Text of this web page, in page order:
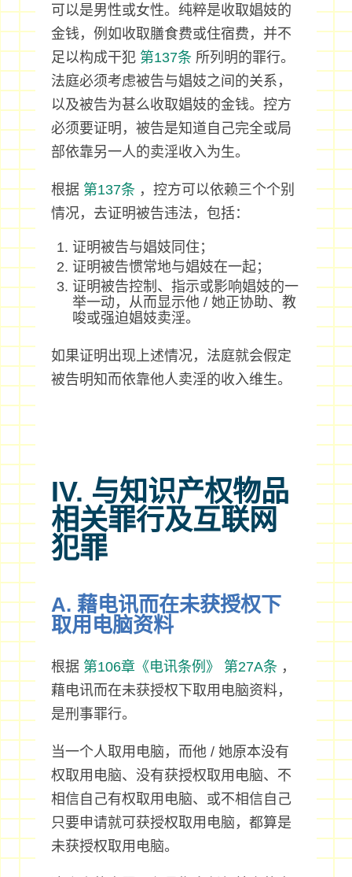
可以是男性或女性。纯粹是收取娼妓的
金钱，例如收取膳食费或住宿费，并不
足以构成干犯 第137条所列明的罪行。
法庭必须考虑被告与娼妓之间的关系，
以及被告为甚么收取娼妓的金钱。控方
必须要证明，被告是知道自己完全或局
部依靠另一人的卖淫收入为生。
根据 第137条，控方可以依赖三个个别
情况，去证明被告违法，包括：
证明被告与娼妓同住；
证明被告惯常地与娼妓在一起；
证明被告控制、指示或影响娼妓的一
举一动，从而显示他 / 她正协助、教
唆或强迫娼妓卖淫。
如果证明出现上述情况，法庭就会假定
被告明知而依靠他人卖淫的收入维生。
IV. 与知识产权物品
相关罪行及互联网
犯罪
A. 藉电讯而在未获授权下
取用电脑资料
根据 第106章《电讯条例》 第27A条，
藉电讯而在未获授权下取用电脑资料，
是刑事罪行。
当一个人取用电脑，而他 / 她原本没有
权取用电脑、没有获授权取用电脑、不
相信自己有权取用电脑、或不相信自己
只要申请就可获授权取用电脑，都算是
未获授权取用电脑。